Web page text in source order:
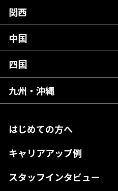
はじめての方へ
キャリアアップ例
スタッフインタビュー
岩手県
宮城県
福島県
群馬県
千葉県
東京都
神奈川県
富山県
石川県
山梨県
長野県
岐阜県
静岡県
愛知県
関西
滋賀県
京都府
大阪府
奈良県
和歌山県
中国
広島県
岡山県
島根県
山口県
四国
愛媛県
高知県
徳島県
九州・沖縄